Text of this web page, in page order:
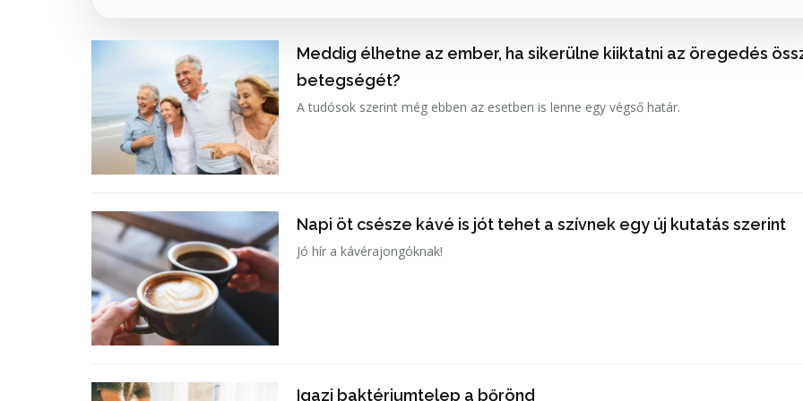
Meddig élhetne az ember, ha sikerülne kiiktatni az öregedés
betegségét?
A tudósok szerint még ebben az esetben is lenne egy végső határ.
Napi öt csésze kávé is jót tehet a szívnek egy új kutatás szerint
Jó hír a kávérajongóknak!
Igazi baktériumtelep a bőrönd